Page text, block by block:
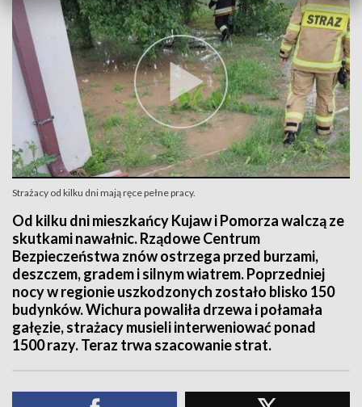
Strażacy od kilku dni mają ręce pełne pracy.
Od kilku dni mieszkańcy Kujaw i Pomorza walczą ze
skutkami nawałnic. Rządowe Centrum
Bezpieczeństwa znów ostrzega przed burzami,
deszczem, gradem i silnym wiatrem. Poprzedniej
nocy w regionie uszkodzonych zostało blisko 150
budynków. Wichura powaliła drzewa i połamała
gałęzie, strażacy musieli interweniować ponad
1500 razy. Teraz trwa szacowanie strat.